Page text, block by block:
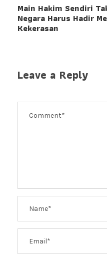
Main Hakim Sendiri
Negara Harus Hadir
Kekerasan
Leave a Reply